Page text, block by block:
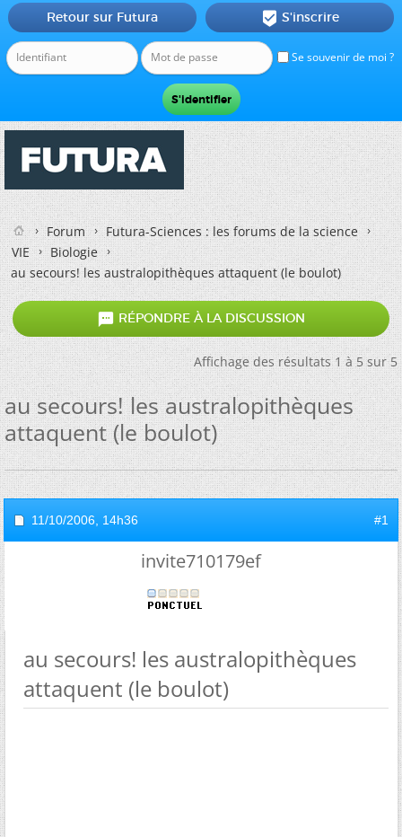
Se souvenir de moi ?
Retour sur Futura  S'inscrire
Forum
Futura-Sciences : les forums de la science
VIE
Biologie
au secours! les australopithèques attaquent (le boulot)
 RÉPONDRE À LA DISCUSSION
Affichage des résultats 1 à 5 sur 5
au secours! les australopithèques
attaquent (le boulot)
11/10/2006, 14h36 #1
invite710179ef
au secours! les australopithèques
attaquent (le boulot)